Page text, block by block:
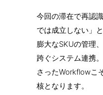
今回の滞在で再認
では成立しない」
膨大なSKUの管理
跨ぐシステム連携
さったWorkflowこ
核となります。